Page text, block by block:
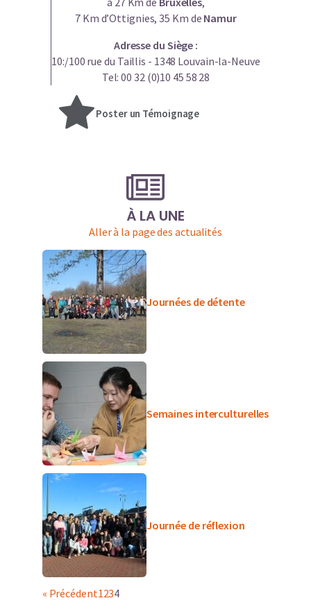
7 Km d’Ottignies, 35 Km de Namur
Adresse du Siège :
10:/100 rue du Taillis - 1348 Louvain-la-Neuve
Tel: 00 32 (0)10 45 58 28
Poster un Témoignage
À LA UNE
Aller à la page des actualités
Journées de détente
Semaines interculturelles
Journée de réflexion
« Précédent1234